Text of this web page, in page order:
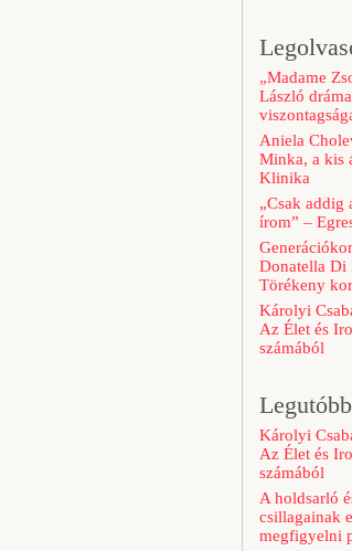
„Madame
László
Aniela
Minka, a kis
Klinika
„Csak addig
írom” –
Donatella Di
Törékeny
Károlyi
Az Élet és
számából
Károlyi
Az Élet és
számából
A holdsarló
csillagainak
megfigyelni